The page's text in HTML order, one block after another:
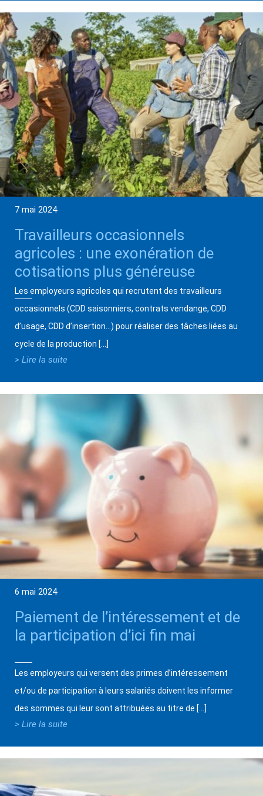
7 mai 2024
Travailleurs occasionnels
agricoles : une exonération de
cotisations plus généreuse
Les employeurs agricoles qui recrutent des travailleurs
occasionnels (CDD saisonniers, contrats vendange, CDD
d’usage, CDD d’insertion…) pour réaliser des tâches liées au
cycle de la production […]
> Lire la suite
6 mai 2024
Paiement de l’intéressement et de
la participation d’ici fin mai
Les employeurs qui versent des primes d’intéressement
et/ou de participation à leurs salariés doivent les informer
des sommes qui leur sont attribuées au titre de […]
> Lire la suite